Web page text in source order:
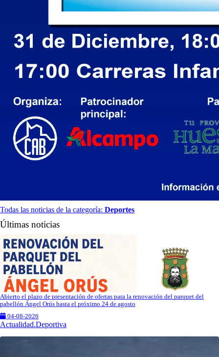
Todas las noticias de la categoría: Deportes
Últimas noticias
Abierto el plazo de presentación de ofertas para la renovación del parquet del
pabellón Ángel Orús hasta el próximo 24 de agosto
04-08-2026
Actualidad.Deportiva